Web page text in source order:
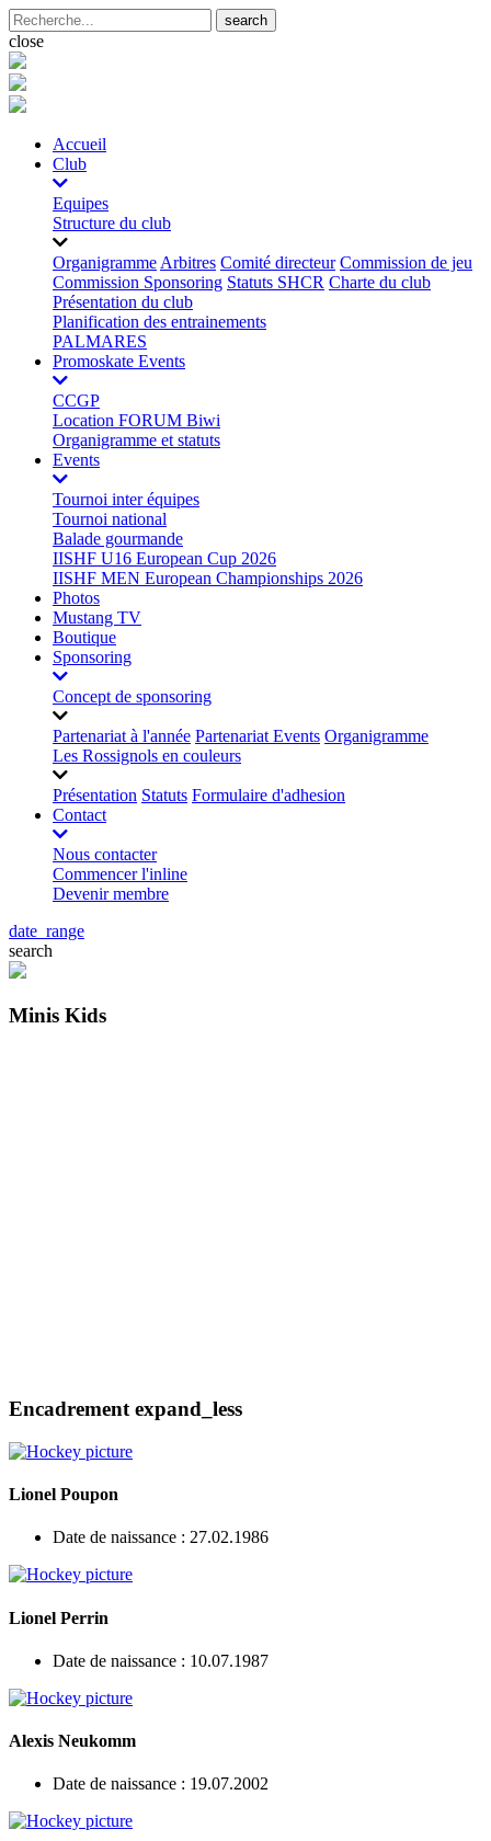
search
close
Accueil
Club
Equipes
Structure du club
Organigramme Arbitres Comité directeur Commission de jeu
Commission Sponsoring Statuts SHCR Charte du club
Présentation du club
Planification des entrainements
PALMARES
Promoskate Events
CCGP
Location FORUM Biwi
Organigramme et statuts
Events
Tournoi inter équipes
Tournoi national
Balade gourmande
IISHF U16 European Cup 2026
IISHF MEN European Championships 2026
Photos
Mustang TV
Boutique
Sponsoring
Concept de sponsoring
Partenariat à l'année Partenariat Events Organigramme
Les Rossignols en couleurs
Présentation Statuts Formulaire d'adhesion
Contact
Nous contacter
Commencer l'inline
Devenir membre
date_range
search
Minis Kids
Encadrement expand_less
Lionel Poupon
Date de naissance : 27.02.1986
Lionel Perrin
Date de naissance : 10.07.1987
Alexis Neukomm
Date de naissance : 19.07.2002